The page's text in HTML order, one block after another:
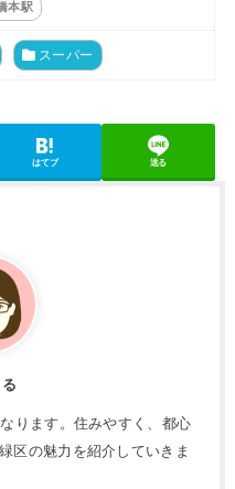
本駅
スーパー
はてブ 送る
ります。住みやすく、都心
区の魅力を紹介していきま